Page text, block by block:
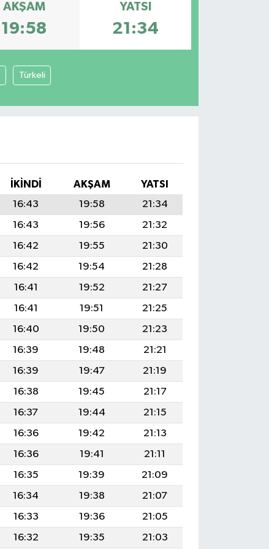
AKŞAM
19:58
YATSI
21:34
Türkeli
İKINDI AKŞAM
YATSI
16:43 19:58
21:34
16:43 19:56
21:32
16:42 19:55
21:30
16:42 19:54
21:28
16:41 19:52
21:27
16:41 19:51
21:25
16:40 19:50
21:23
16:39 19:48
21:21
16:39 19:47
21:19
16:38 19:45
21:17
16:37 19:44
21:15
16:36 19:42
21:13
16:36 19:41
21:11
16:35 19:39
21:09
16:34 19:38
21:07
16:33 19:36
21:05
16:32 19:35 21:03